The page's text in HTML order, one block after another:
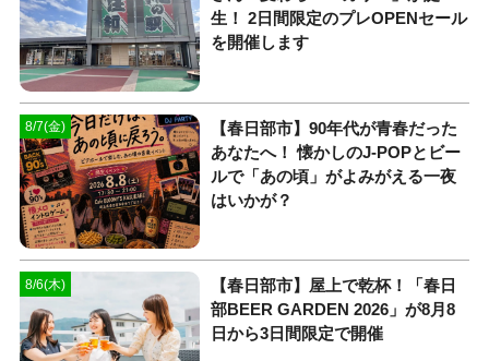
生！ 2日間限定のプレOPENセール
を開催します
8/7(金)
【春日部市】90年代が青春だった
あなたへ！ 懐かしのJ-POPとビー
ルで「あの頃」がよみがえる一夜
はいかが？
8/6(木)
【春日部市】屋上で乾杯！「春日
部BEER GARDEN 2026」が8月8
日から3日間限定で開催